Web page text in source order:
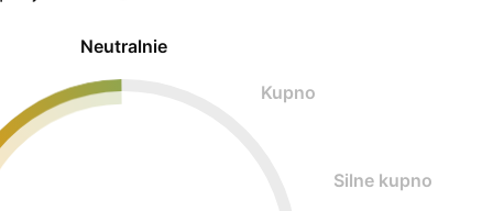
Neutralnie
Kupno
Silne kupno